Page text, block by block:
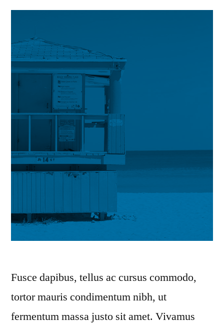
Fusce dapibus, tellus ac cursus commodo,
tortor mauris condimentum nibh, ut
fermentum massa justo sit amet. Vivamus